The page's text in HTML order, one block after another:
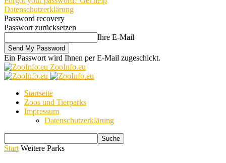
Datenschutzerklärung
Password recovery
Passwort zurücksetzen
Ihre E-Mail
Ein Passwort wird Ihnen per E-Mail zugeschickt.
ZooInfo.eu
Startseite
Zoos und Tierparks
Impressum
Datenschutzerklärung
Start Weitere Parks